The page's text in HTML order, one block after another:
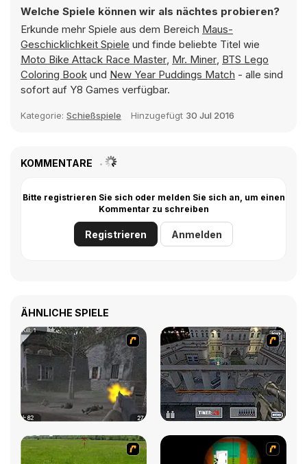
Welche Spiele können wir als nächtes probieren?
Erkunde mehr Spiele aus dem Bereich Maus-
Geschicklichkeit Spiele und finde beliebte Titel wie
Moto Bike Attack Race Master, Mr. Miner, BTS Lego
Coloring Book und New Year Puddings Match - alle sind
sofort auf Y8 Games verfügbar.
Kategorie: Schießspiele Hinzugefügt 30 Jul 2016
KOMMENTARE
Bitte registrieren Sie sich oder melden Sie sich an, um einen
Kommentar zu schreiben
Registrieren Anmelden
ÄHNLICHE SPIELE